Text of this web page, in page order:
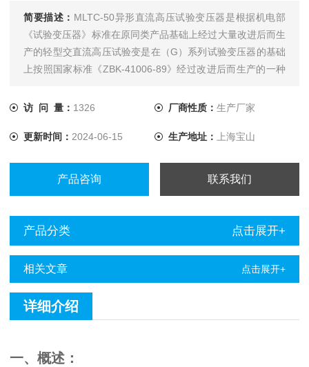
简要描述： MLTC-50异形直流高压试验变压器是根据机电部
《试验变压器》标准在原同类产品基础上经过大量改进后而生
产的轻型交直流高压试验变是在（G）系列试验变压器的基础
上按照国家标准《ZBK-41006-89》经过改进后而生产的一种
访 问 量： 1326 厂商性质： 生产厂家
更新时间： 2024-06-15 生产地址： 上海宝山
产品咨询 联系我们
产品分类 点击展开+
相关文章 点击展开+
详细介绍
一、概述：